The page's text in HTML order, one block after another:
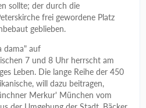
sollte; der durch die
frei gewordene Platz
geblieben.
dama" auf
7 und 8 Uhr herrscht am
Leben. Die lange Reihe der 450
will dazu beitragen,
Merkur' München vom